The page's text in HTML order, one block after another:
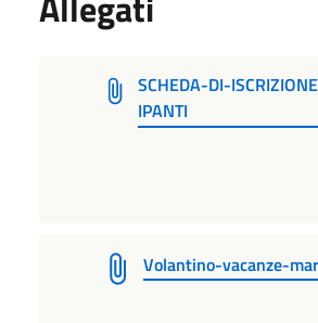
SCHEDA-DI-
IPANTI
Volantino-vacanze-